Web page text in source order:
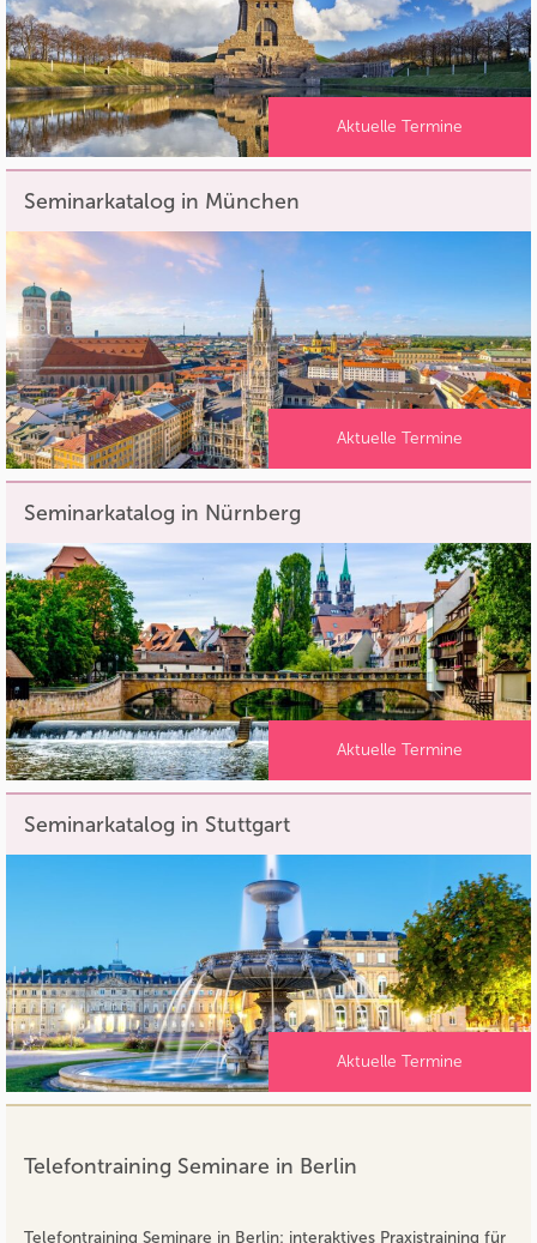
Aktuelle Termine
Seminarkatalog in München
Aktuelle Termine
Seminarkatalog in Nürnberg
Aktuelle Termine
Seminarkatalog in Stuttgart
Aktuelle Termine
Telefontraining Seminare in Berlin
Telefontraining Seminare in Berlin: interaktives Praxistraining für